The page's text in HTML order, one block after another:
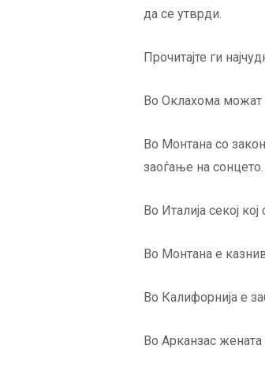
да се утврди.
Прочитајте ги
Во Оклахома можат
Во Монтана со
заоѓање на сонцето.
Во Италија секој
Во Монтана е
Во Калифорнија е
Во Арканзас